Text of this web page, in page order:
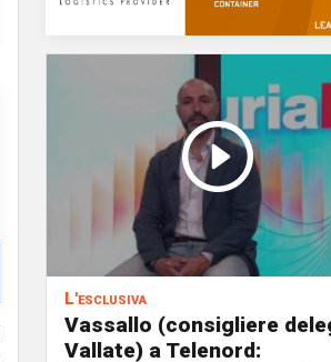
L'esclusiva
Vassallo (consigliere
Vallate) a Telenord: